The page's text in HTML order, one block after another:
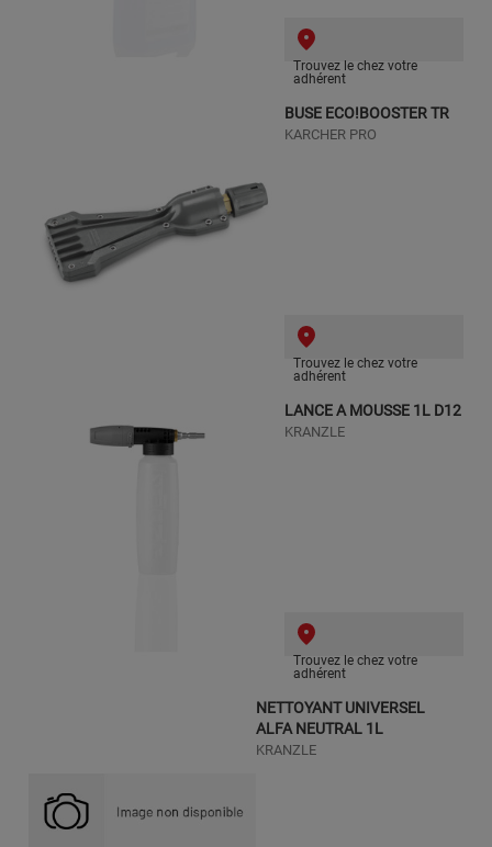
Trouvez le chez votre
adhérent
BUSE ECO!BOOSTER TR
KARCHER PRO
Trouvez le chez votre
adhérent
LANCE A MOUSSE 1L D12
KRANZLE
Trouvez le chez votre
adhérent
NETTOYANT UNIVERSEL
ALFA NEUTRAL 1L
KRANZLE